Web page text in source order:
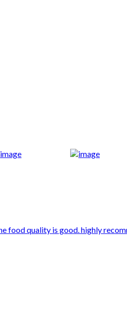
food quality is good. highly